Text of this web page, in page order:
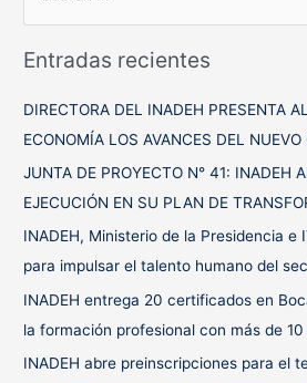
c
:
Entradas recientes
DIRECTORA DEL INADEH PRESENTA
ECONOMÍA LOS AVANCES DEL NUEVO
JUNTA DE PROYECTO N° 41: INADEH
EJECUCIÓN EN SU PLAN DE
INADEH, Ministerio de la Presidencia e
para impulsar el talento humano del
INADEH entrega 20 certificados en
la formación profesional con más de
INADEH abre preinscripciones para el